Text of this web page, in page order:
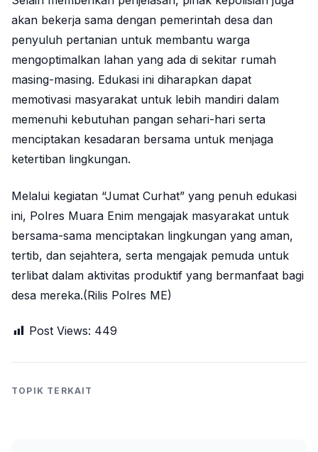
akan bekerja sama dengan pemerintah desa dan
penyuluh pertanian untuk membantu warga
mengoptimalkan lahan yang ada di sekitar rumah
masing-masing. Edukasi ini diharapkan dapat
memotivasi masyarakat untuk lebih mandiri dalam
memenuhi kebutuhan pangan sehari-hari serta
menciptakan kesadaran bersama untuk menjaga
ketertiban lingkungan.
Melalui kegiatan “Jumat Curhat” yang penuh edukasi
ini, Polres Muara Enim mengajak masyarakat untuk
bersama-sama menciptakan lingkungan yang aman,
tertib, dan sejahtera, serta mengajak pemuda untuk
terlibat dalam aktivitas produktif yang bermanfaat bagi
desa mereka.(Rilis Polres ME)
Post Views: 449
TOPIK TERKAIT